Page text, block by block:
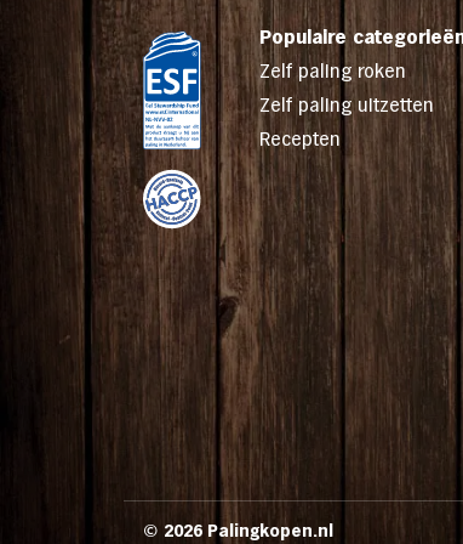
Voor een optimale smaakbeleving
alvorens deze te serveren. Na
bewaren op max. 7 graden C.
Allergenen: vis
Populaire
Zelf paling roken
Zelf paling uitzetten
Recepten
© 2026 Palingkopen.nl